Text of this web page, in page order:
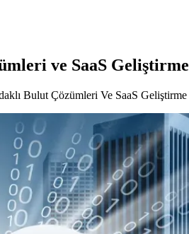
ve SaaS Geliştirme
Bulut Çözümleri Ve SaaS Geliştirme